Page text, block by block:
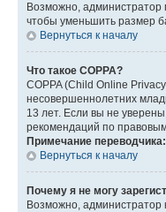
Возможно, администратор
чтобы уменьшить размер
Вернуться к началу
Что такое COPPA?
COPPA (Child Online
несовершеннолетних
13 лет. Если вы не
рекомендаций по
Примечание
Вернуться к началу
Почему я не могу
Возможно, администратор